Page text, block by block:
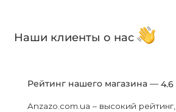
Наши клиенты о нас
Рейтинг нашего магазина — 4.6
Anzazo.com.ua – высокий рейтинг,